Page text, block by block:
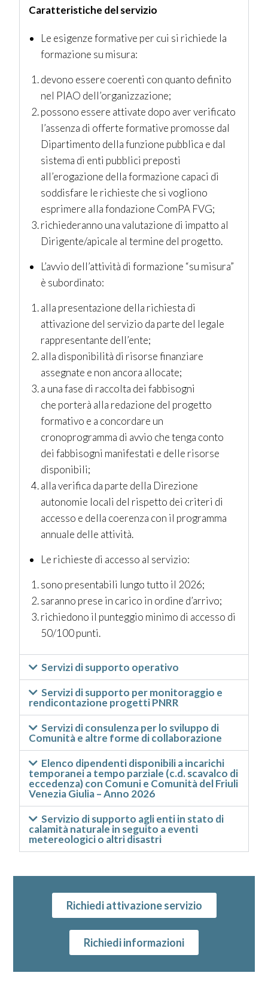
Caratteristiche del servizio
Le esigenze formative per cui si richiede la
formazione su misura:
devono essere coerenti con quanto definito
nel PIAO dell’organizzazione;
possono essere attivate dopo aver verificato
l’assenza di offerte formative promosse dal
Dipartimento della funzione pubblica e dal
sistema di enti pubblici preposti
all’erogazione della formazione capaci di
soddisfare le richieste che si vogliono
esprimere alla fondazione ComPA FVG;
richiederanno una valutazione di impatto al
Dirigente/apicale al termine del progetto.
L’avvio dell’attività di formazione “su misura”
è subordinato:
alla presentazione della richiesta di
attivazione del servizio da parte del legale
rappresentante dell’ente;
alla disponibilità di risorse finanziare
assegnate e non ancora allocate;
a una fase di raccolta dei fabbisogni
che porterà alla redazione del progetto
formativo e a concordare un
cronoprogramma di avvio che tenga conto
dei fabbisogni manifestati e delle risorse
disponibili;
alla verifica da parte della Direzione
autonomie locali del rispetto dei criteri di
accesso e della coerenza con il programma
annuale delle attività.
Le richieste di accesso al servizio:
sono presentabili lungo tutto il 2026;
saranno prese in carico in ordine d’arrivo;
richiedono il punteggio minimo di accesso di
50/100 punti.
Servizi di supporto operativo
Servizi di supporto per monitoraggio e
rendicontazione progetti PNRR
Servizi di consulenza per lo sviluppo di
Comunità e altre forme di collaborazione
Elenco dipendenti disponibili a incarichi
temporanei a tempo parziale (c.d. scavalco di
eccedenza) con Comuni e Comunità del Friuli
Venezia Giulia – Anno 2026
Servizio di supporto agli enti in stato di
calamità naturale in seguito a eventi
metereologici o altri disastri
Richiedi attivazione servizio
Richiedi informazioni